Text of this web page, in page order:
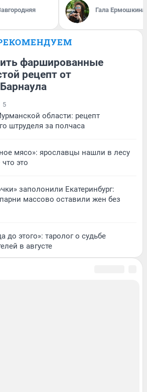
Гала Ермошкина
фаршированные
рецепт от
5
области: рецепт
штруделя за полчаса
мясо»: ярославцы нашли в лесу
это
заполонили Екатеринбург:
массово оставили жен без
до этого»: таролог о судьбе
в августе